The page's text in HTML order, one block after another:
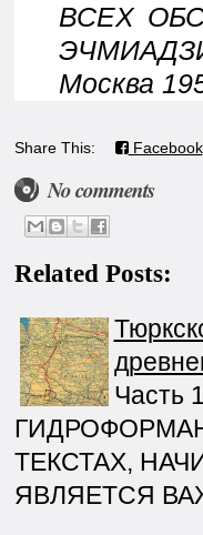
ВСЕХ
Москва
Share This: Facebook
No comments
Related Posts:
Часть
ТЕКСТАХ,
ЯВЛЯЕТСЯ